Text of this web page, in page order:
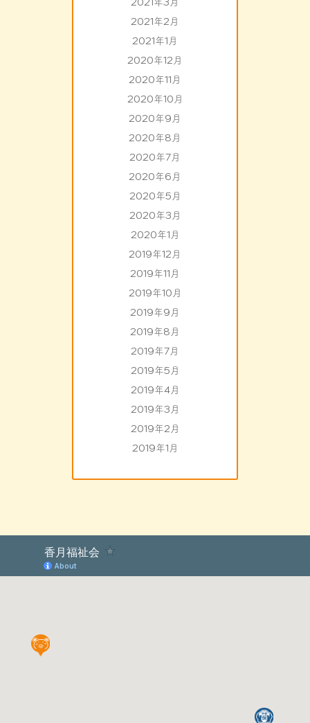
2021年2月
2021年1月
2020年12月
2020年11月
2020年10月
2020年9月
2020年8月
2020年7月
2020年6月
2020年5月
2020年3月
2020年1月
2019年12月
2019年11月
2019年10月
2019年9月
2019年8月
2019年7月
2019年5月
2019年4月
2019年3月
2019年2月
2019年1月